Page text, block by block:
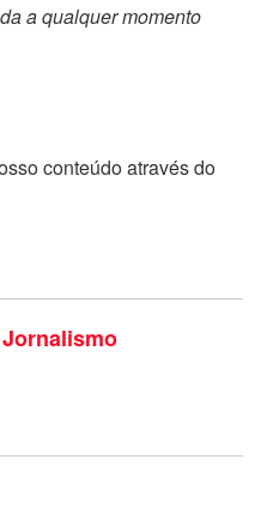
a qualquer momento
conteúdo através do